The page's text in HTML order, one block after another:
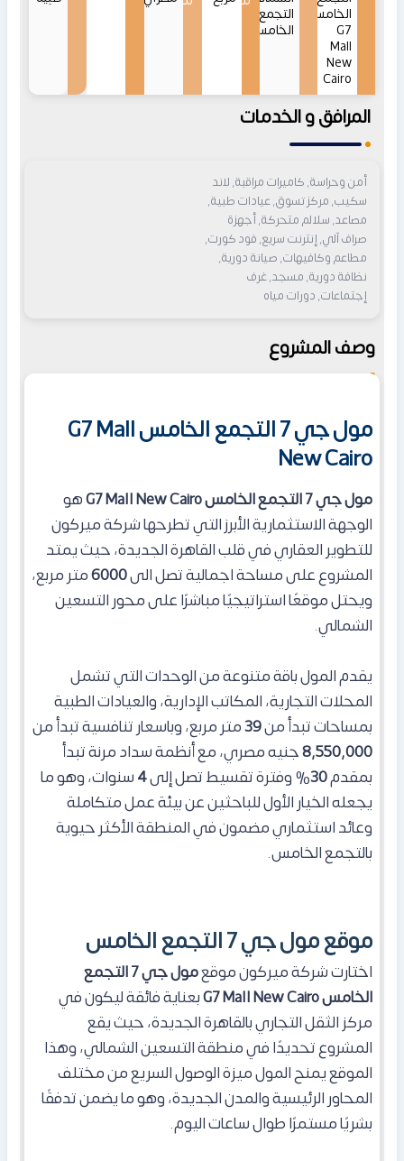
الخامس
G7
Mall
New
Cairo
التجمع
الخامس
المرافق و الخدمات
أمن وحراسة, كاميرات مراقبة, لاند
سكيب, مركز تسوق, عيادات طبية,
مصاعد, سلالم متحركة, أجهزة
صراف آلي, إنترنت سريع, فود كورت,
مطاعم وكافيهات, صيانة دورية,
نظافة دورية, مسجد, غرف
إجتماعات, دورات مياه
وصف المشروع
مول جي 7 التجمع الخامس G7 Mall
New Cairo
مول جي 7 التجمع الخامس G7 Mall New Cairoهو
الوجهة الاستثمارية الأبرز التي تطرحها شركة ميركون
للتطوير العقاري في قلب القاهرة الجديدة، حيث يمتد
المشروع على مساحة اجمالية تصل الى6000متر مربع،
ويحتل موقعًا استراتيجيًا مباشرًا على محور التسعين
الشمالي.
يقدمالمولباقة متنوعة من الوحدات التي تشمل
المحلات التجارية، المكاتب الإدارية، والعيادات الطبية
بمساحات تبدأ من39متر مربع، وباسعار تنافسية تبدأ من
8,550,000جنيه مصري، مع أنظمة سداد مرنة تبدأ
بمقدم30% وفترة تقسيط تصل إلى4
سنوات، وهو ما
يجعله الخيار الأول للباحثين عن بيئة عمل متكاملة
وعائد استثماري مضمون في المنطقة الأكثر حيوية
بالتجمع الخامس.
موقع مول جي 7 التجمع الخامس
اختارت شركة ميركون موقع
مول جي 7 التجمع
الخامسG7 Mall New Cairoبعناية فائقة ليكون في
مركز الثقل التجاري بالقاهرة الجديدة، حيث يقع
المشروع تحديدًا في منطقة التسعين الشمالي، وهذا
الموقع يمنحالمولميزة الوصول السريع من مختلف
المحاور الرئيسية والمدن الجديدة، وهو ما يضمن تدفقًا
بشريًا مستمرًا طوال ساعات اليوم.